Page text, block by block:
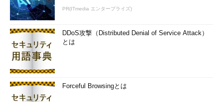
PR(ITmedia エンタープライズ)
DDoS攻撃（Distributed Denial of Service Attack）
とは
Forceful Browsingとは